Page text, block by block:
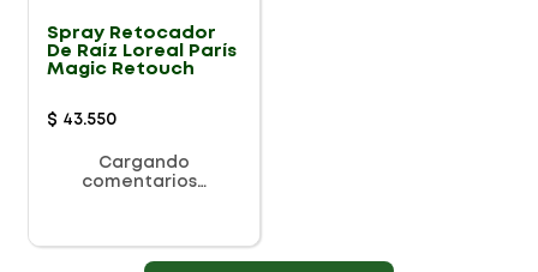
Spray Retocador
De Raíz Loreal París
Magic Retouch
$ 43.550
Cargando
comentarios…